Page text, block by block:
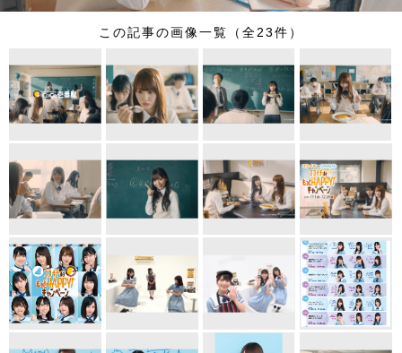
この記事の画像一覧（全23件）